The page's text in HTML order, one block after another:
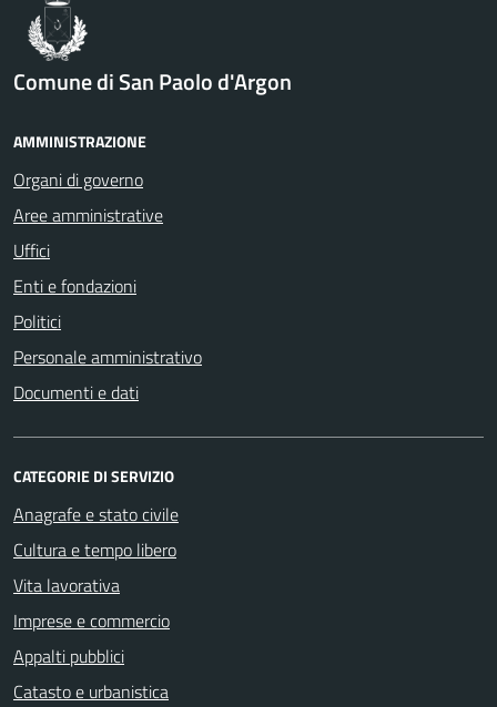
Comune di San Paolo d'Argon
AMMINISTRAZIONE
Organi di governo
Aree amministrative
Uffici
Enti e fondazioni
Politici
Personale amministrativo
Documenti e dati
CATEGORIE DI SERVIZIO
Anagrafe e stato civile
Cultura e tempo libero
Vita lavorativa
Imprese e commercio
Appalti pubblici
Catasto e urbanistica